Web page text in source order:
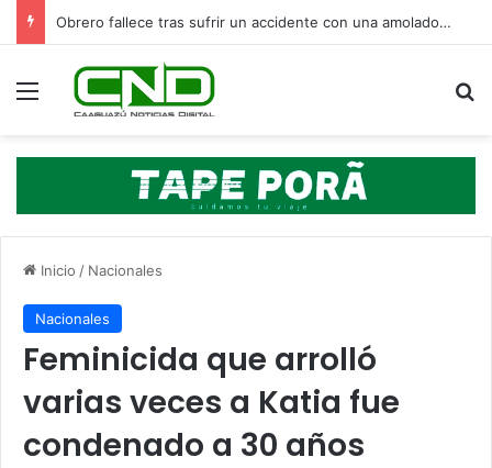
Obrero fallece tras sufrir un accidente con una amoladora en Canindeyú
Menú
Inicio / Nacionales
Nacionales
Feminicida que arrolló
varias veces a Katia fue
condenado a 30 años